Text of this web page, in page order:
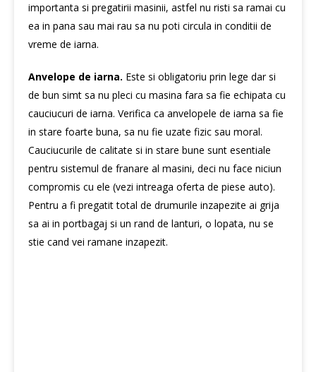
importanta si pregatirii masinii, astfel nu risti sa ramai cu
ea in pana sau mai rau sa nu poti circula in conditii de
vreme de iarna.
Anvelope de iarna. Este si obligatoriu prin lege dar si
de bun simt sa nu pleci cu masina fara sa fie echipata cu
cauciucuri de iarna. Verifica ca anvelopele de iarna sa fie
in stare foarte buna, sa nu fie uzate fizic sau moral.
Cauciucurile de calitate si in stare bune sunt esentiale
pentru sistemul de franare al masini, deci nu face niciun
compromis cu ele (vezi intreaga oferta de piese auto).
Pentru a fi pregatit total de drumurile inzapezite ai grija
sa ai in portbagaj si un rand de lanturi, o lopata, nu se
stie cand vei ramane inzapezit.